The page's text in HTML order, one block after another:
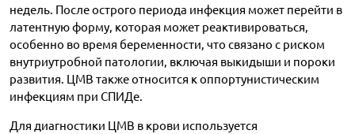
недель. После острого периода инфекция может перейти в
латентную форму, которая может реактивироваться,
особенно во время беременности, что связано с риском
внутриутробной патологии, включая выкидыши и пороки
развития. ЦМВ также относится к оппортунистическим
инфекциям при СПИДе.
Для диагностики ЦМВ в крови используется